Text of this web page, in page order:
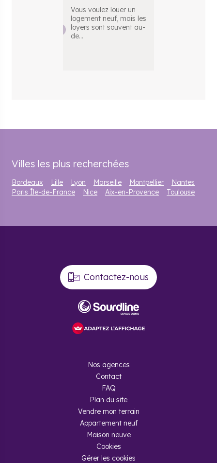
Vous voulez louer un
logement neuf, mais les
loyers sont souvent au-
de...
Villes les plus recherchées
Bordeaux Lille Lyon Marseille Montpellier
Nantes
Paris Île-de-France
Nice Aix-en-Provence Toulouse
Contactez-nous
Nos agences
Contact
FAQ
Plan du site
Vendre mon terrain
Appartement neuf
Maison neuve
Cookies
Gérer les cookies